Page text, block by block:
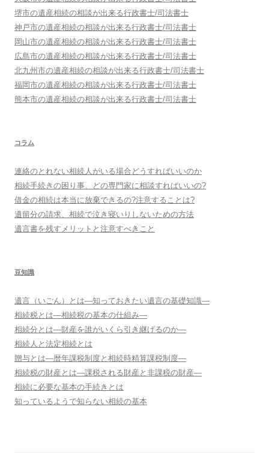
堺市の遺産相続の相談が出来る行政書士/司法書士
神戸市の遺産相続の相談が出来る行政書士/司法書士
岡山市の遺産相続の相談が出来る行政書士/司法書士
広島市の遺産相続の相談が出来る行政書士/司法書士
北九州市の遺産相続の相談が出来る行政書士/司法書士
福岡市の遺産相続の相談が出来る行政書士/司法書士
熊本市の遺産相続の相談が出来る行政書士/司法書士
コラム
連絡のとれない相続人がいる場合どうすればいいのか
相続手続きの困り事、どの専門家に相談すればいいの?
借金の相続は本当に放棄できるの?注意することは?
遺留分の請求、相続で泣き寝いりしないための方法
遺言書を残すメリットと注意すべきこと
豆知識
遺言（いごん）とは―知っておきたい遺言の基礎知識―
相続税とは―相続税の基本の仕組み―
相続分とは―財産を誰がいくら引き継げるのか―
相続人と法定相続とは
贈与とは―暦年課税制度と相続時精算課税制度―
相続税の財産とは―課税される財産と非課税の財産―
相続に必要な基本の手続きとは
知っているようで知らない相続の基本